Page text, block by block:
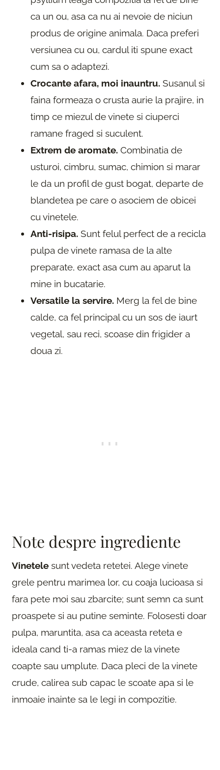
ca un ou, asa ca nu ai nevoie de niciun
produs de origine animala. Daca preferi
versiunea cu ou, cardul iti spune exact
cum sa o adaptezi.
Crocante afara, moi inauntru. Susanul si
faina formeaza o crusta aurie la prajire, in
timp ce miezul de vinete si ciuperci
ramane fraged si suculent.
Extrem de aromate. Combinatia de
usturoi, cimbru, sumac, chimion si marar
le da un profil de gust bogat, departe de
blandetea pe care o asociem de obicei
cu vinetele.
Anti-risipa. Sunt felul perfect de a recicla
pulpa de vinete ramasa de la alte
preparate, exact asa cum au aparut la
mine in bucatarie.
Versatile la servire. Merg la fel de bine
calde, ca fel principal cu un sos de iaurt
vegetal, sau reci, scoase din frigider a
doua zi.
Note despre ingrediente
Vinetele sunt vedeta retetei. Alege vinete
grele pentru marimea lor, cu coaja lucioasa si
fara pete moi sau zbarcite; sunt semn ca sunt
proaspete si au putine seminte. Folosesti doar
pulpa, maruntita, asa ca aceasta reteta e
ideala cand ti-a ramas miez de la vinete
coapte sau umplute. Daca pleci de la vinete
crude, calirea sub capac le scoate apa si le
inmoaie inainte sa le legi in compozitie.